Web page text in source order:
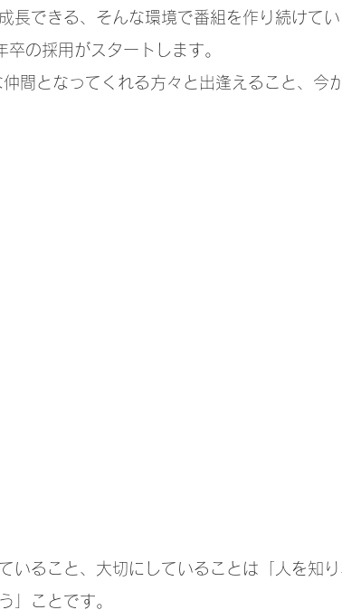
長できる、そんな環境で番組を作り続けてい
の採用がスタートします。
間となってくれる方々と出逢えること、今
いること、大切にしていることは「人を知
」ことです。